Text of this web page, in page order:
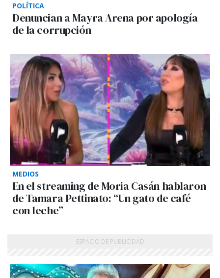
POLÍTICA
Denuncian a Mayra Arena por apología
de la corrupción
MEDIOS
En el streaming de Moria Casán hablaron
de Tamara Pettinato: “Un gato de café
con leche”